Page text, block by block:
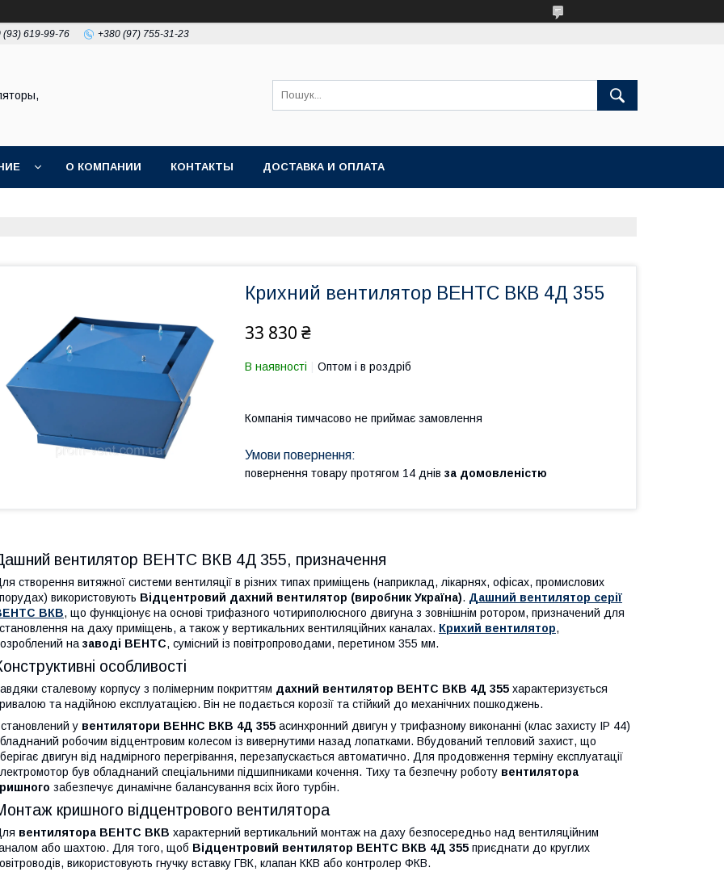
(93) 619-99-76 +380 (97) 755-31-23
О КОМПАНИИ КОНТАКТЫ ДОСТАВКА И ОПЛАТА
Крихний вентилятор ВЕНТС ВКВ 4Д 355
33 830 ₴
В наявності Оптом і в роздріб
Компанія тимчасово не приймає замовлення
повернення товару протягом 14 днів за домовленістю
вентилятор ВЕНТС ВКВ 4Д 355, призначення
створення витяжної системи вентиляції в різних типах приміщень (наприклад, лікарнях, офісах, промислових
використовують Відцентровий дахний вентилятор (виробник Україна). Дашний вентилятор серії
ВКВ, що функціонує на основі трифазного чотириполюсного двигуна з зовнішнім ротором, призначений для
на даху приміщень, а також у вертикальних вентиляційних каналах. Крихий вентилятор,
на заводі ВЕНТС, сумісний із повітропроводами, перетином 355 мм.
особливості
сталевому корпусу з полімерним покриттям дахний вентилятор ВЕНТС ВКВ 4Д 355 характеризується
та надійною експлуатацією. Він не подається корозії та стійкий до механічних пошкоджень.
у вентилятори ВЕННС ВКВ 4Д 355 асинхронний двигун у трифазному виконанні (клас захисту IP 44)
робочим відцентровим колесом із вивернутими назад лопатками. Вбудований тепловий захист, що
двигун від надмірного перегрівання, перезапускається автоматично. Для продовження терміну експлуатації
був обладнаний спеціальними підшипниками кочення. Тиху та безпечну роботу вентилятора
забезпечує динамічне балансування всіх його турбін.
кришного відцентрового вентилятора
вентилятора ВЕНТС ВКВ характерний вертикальний монтаж на даху безпосередньо над вентиляційним
або шахтою. Для того, щоб Відцентровий вентилятор ВЕНТС ВКВ 4Д 355 приєднати до круглих
використовують гнучку вставку ГВК, клапан ККВ або контролер ФКВ.